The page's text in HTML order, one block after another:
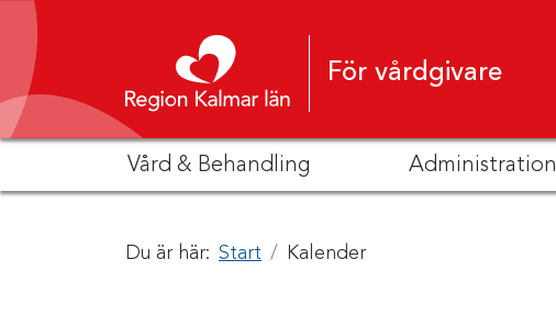
Hoppa till innehåll
För vårdgivare
Vård & Behandling Administration
Du är här: Start Kalender